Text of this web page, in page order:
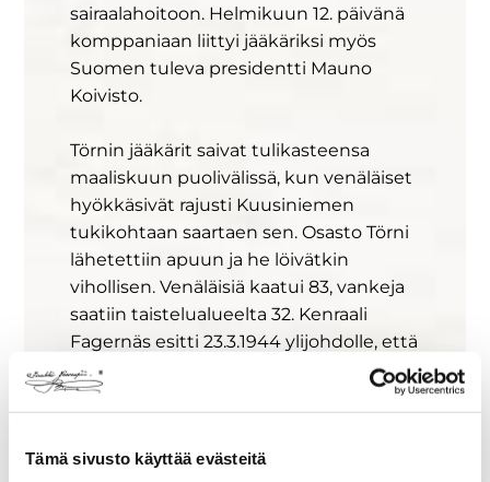
Tämä sivusto käyttää evästeitä
sairaalahoitoon. Helmikuun 12. päivänä
komppaniaan liittyi jääkäriksi myös
Suomen tuleva presidentti Mauno
Koivisto.
Törnin jääkärit saivat tulikasteensa
maaliskuun puolivälissä, kun venäläiset
hyökkäsivät rajusti Kuusiniemen
tukikohtaan saartaen sen. Osasto Törni
lähetettiin apuun ja he löivätkin
vihollisen. Venäläisiä kaatui 83, vankeja
saatiin taistelualueelta 32. Kenraali
Fagernäs esitti 23.3.1944 ylijohdolle, että
Lauri Törni palkittaisiin ansioistaan
Mannerheim-ristillä, mutta esitystä ei